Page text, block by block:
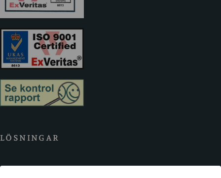
LÖSNINGAR